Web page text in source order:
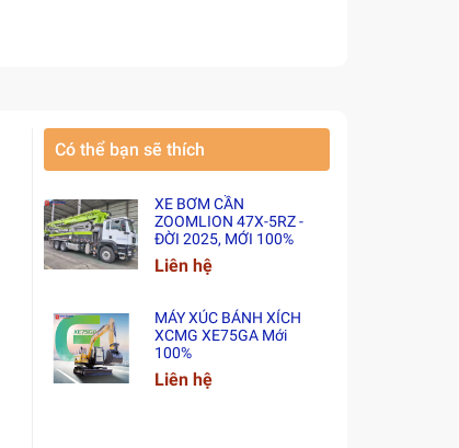
Có thể bạn sẽ thích
XE BƠM CẦN
ZOOMLION 47X-5RZ -
ĐỜI 2025, MỚI 100%
Liên hệ
MÁY XÚC BÁNH XÍCH
XCMG XE75GA Mới
100%
Liên hệ